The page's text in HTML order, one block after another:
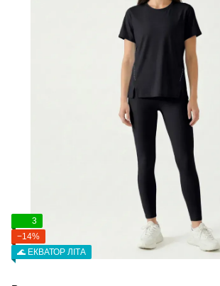
3
−14%
🌊 ЕКВАТОР ЛІТА